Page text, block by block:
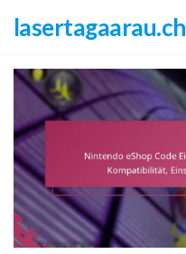
content
lasertagaarau.ch